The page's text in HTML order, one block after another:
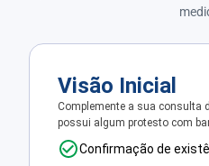
Visão Inicial
Complemente a sua consulta
possui algum protesto com
Confirmação de